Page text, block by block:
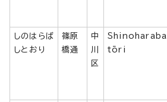
しのはらば
しとおり
篠原
橋通
中
川
区
tōri